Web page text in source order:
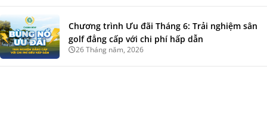
Chương trình Ưu đãi Tháng 6: Trải nghiệm sân
golf đẳng cấp với chi phí hấp dẫn
26 Tháng năm, 2026